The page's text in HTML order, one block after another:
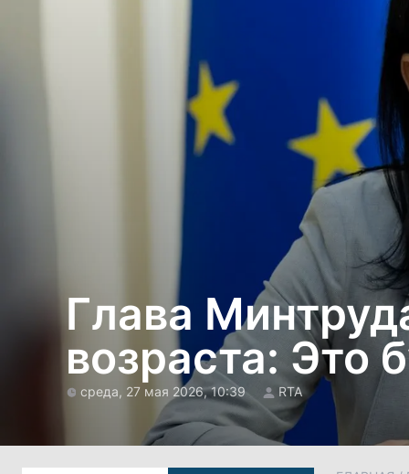
Глава
возраста: Это
среда, 27 мая 2026, 10:39 RTA